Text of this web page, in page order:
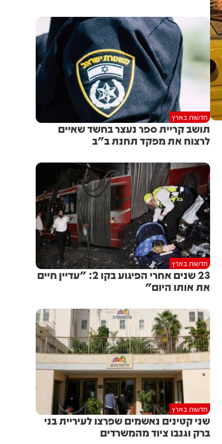
חדשות בארץ
תושב קריית ספר נעצר בחשד שאיים
לרצוח את מפקד תחנת ב"ב
חדשות בארץ
23 שנים אחרי הפיגוע בקו 2: "עדיין חיים
את אותו היום"
חדשות בארץ
שני קטינים נאשמים שפרצו לעיריית בני
ברק וגנבו ציוד מהמשרדים